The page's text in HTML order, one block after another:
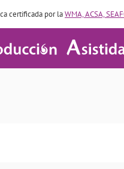
certificada por laWMA, ACSA,